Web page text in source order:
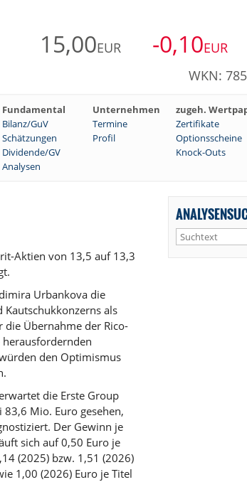
15,00EUR -0,10EUR
WKN:
Fundamental Unternehmen zugeh.
Bilanz/GuV Termine Zertifikate
Schätzungen Profil Optionsscheine
Dividende/GV
Knock-Outs
Analysen
Aktien von 13,5 auf 13,3
Urbankova die
als
Übernahme der Rico-
den Optimismus
die Erste Group
Mio. Euro gesehen,
Der Gewinn je
sich auf 0,50 Euro je
(2025) bzw. 1,51 (2026)
1,00 (2026) Euro je Titel